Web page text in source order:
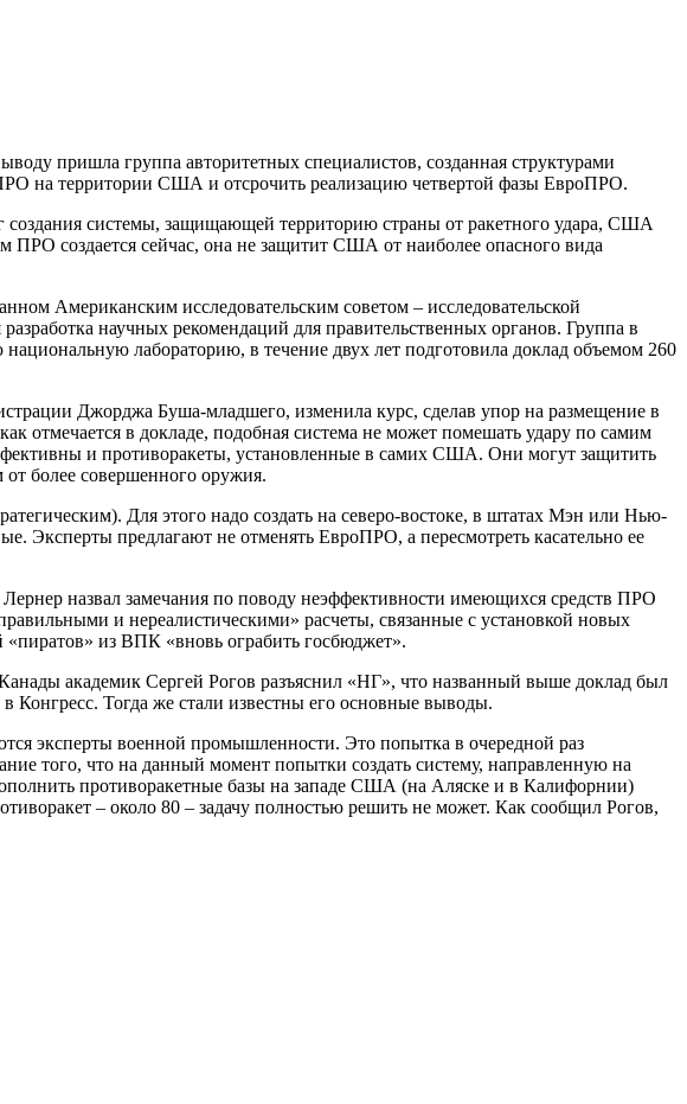
пришла группа авторитетных специалистов, созданная структурами
на территории США и отсрочить реализацию четвертой фазы ЕвроПРО.
создания системы, защищающей территорию страны от ракетного удара, США
ПРО создается сейчас, она не защитит США от наиболее опасного вида
Американским исследовательским советом – исследовательской
научных рекомендаций для правительственных органов. Группа в
лабораторию, в течение двух лет подготовила доклад объемом 260
Джорджа Буша-младшего, изменила курс, сделав упор на размещение в
отмечается в докладе, подобная система не может помешать удару по самим
и противоракеты, установленные в самих США. Они могут защитить
более совершенного оружия.
Для этого надо создать на северо-востоке, в штатах Мэн или Нью-
Эксперты предлагают не отменять ЕвроПРО, а пересмотреть касательно ее
назвал замечания по поводу неэффективности имеющихся средств ПРО
и нереалистическими» расчеты, связанные с установкой новых
«пиратов» из ВПК «вновь ограбить госбюджет».
академик Сергей Рогов разъяснил «НГ», что названный выше доклад был
Конгресс. Тогда же стали известны его основные выводы.
эксперты военной промышленности. Это попытка в очередной раз
того, что на данный момент попытки создать систему, направленную на
противоракетные базы на западе США (на Аляске и в Калифорнии)
– около 80 – задачу полностью решить не может. Как сообщил Рогов,